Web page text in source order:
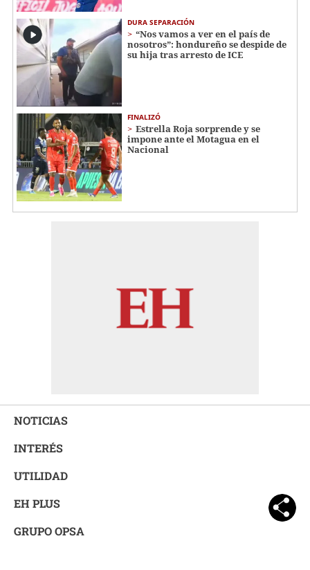
DURA SEPARACIÓN
“Nos vamos a ver en el país de
nosotros”: hondureño se despide de
su hija tras arresto de ICE
FINALIZÓ
Estrella Roja sorprende y se
impone ante el Motagua en el
Nacional
NOTICIAS
INTERÉS
UTILIDAD
EH PLUS
GRUPO OPSA